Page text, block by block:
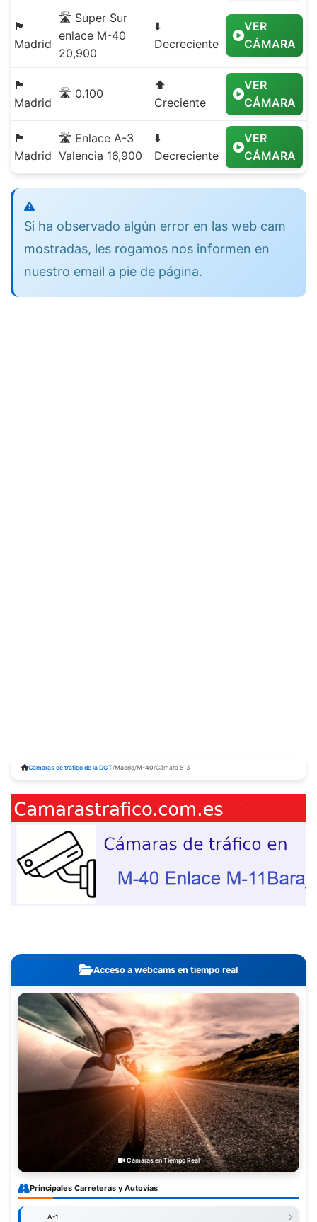
🏴
Madrid
🛣️ Super Sur
enlace M-40
20,900
⬇️
Decreciente
VER
CÁMARA
🏴
Madrid
🛣️ 0.100
⬆️
Creciente
VER
CÁMARA
🏴
Madrid
🛣️ Enlace A-3
Valencia 16,900
⬇️
Decreciente
VER
CÁMARA
Si ha observado algún error en las web cam
mostradas, les rogamos nos informen en
nuestro email a pie de página.
Cámaras de tráfico de la DGT/Madrid/M-40 /Cámara 813
Acceso a webcams en tiempo real
Cámaras en Tiempo Real
Principales Carreteras y Autovías
A-1